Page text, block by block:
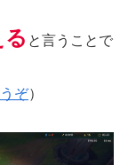
と言うことで
ぞ）